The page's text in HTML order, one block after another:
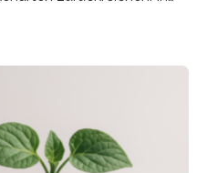
bekannte Stechmücken-
hat sich in
Es konnte als neue
werden und trägt
primaevus. Dieser erste